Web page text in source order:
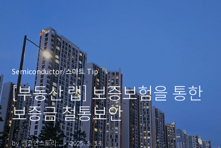
Semiconductor/스마트 Tip
[부동산 랩] 보증보험을 통한
보증금 철통보안
by 앰코인스토리.. 2025. 5. 14.